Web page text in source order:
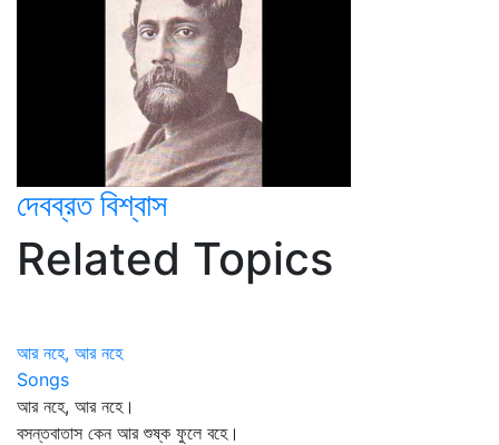
দেবব্রত বিশ্বাস
Related Topics
আর নহে, আর নহে
Songs
আর নহে, আর নহে।
বসন্তবাতাস কেন আর শুষ্ক ফুলে বহে।